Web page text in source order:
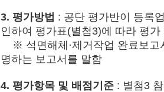
3. 평가방법 : 공단 평가반이 등록
인하여 평가표(별첨3)에 따라 평가
※ 석면해체·제거작업 완료보고
명하는 보고서를 말함
4. 평가항목 및 배점기준 : 별첨3